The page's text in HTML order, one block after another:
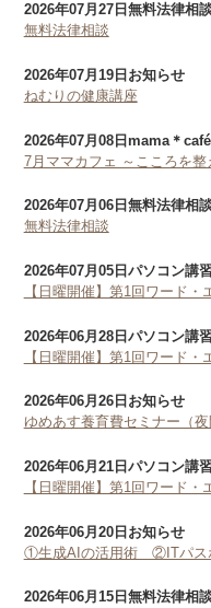
2026年07月27日 無料法律相
無料法律相談
2026年07月19日 お知らせ
ねむりの健康講座
2026年07月08日mama＊café
7月ママカフェ ～こころを
2026年07月06日 無料法律相
無料法律相談
2026年07月05日 パソコン講
【日曜開催】第1回ワード・
2026年06月28日パソコン講
【日曜開催】第1回ワード・
2026年06月26日 お知らせ
ゆめあす養育費セミナー（夜
2026年06月21日 パソコン講
【日曜開催】第1回ワード・
2026年06月20日お知らせ
①生成AIの活用術 ②ITパス
2026年06月15日 無料法律相